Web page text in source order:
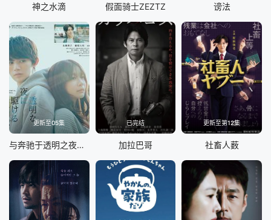
神之水滴 假面骑士ZEZTZ 谤法
更新至05集
与奔驰于透明之夜的你，谈一场看不见的恋爱。
已完结
加拉巴哥
更新至第12集
社畜人薮